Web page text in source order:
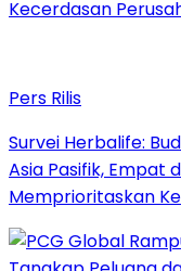
Kecerdasan
Pers Rilis
Survei Herbalife:
Asia Pasifik, Empat
Memprioritaskan